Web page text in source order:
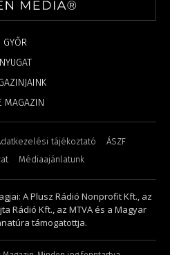
GYŐR
NYUGAT
MAGAZIN
tájékoztató
ÁSZF
Médiaajánlatunk
A Plusz Rádió Nonprofit Kft., az
Rádió Kft., az MTVA és a Magyar
támogatottja.